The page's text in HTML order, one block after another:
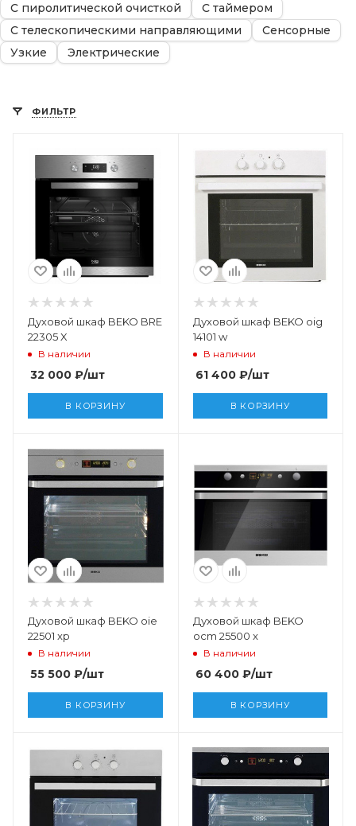
С пиролитической очисткой
С таймером
С телескопическими направляющими
Сенсорные
Узкие
Электрические
ФИЛЬТР
Духовой шкаф BEKO BRE
22305 X
В наличии
32 000 ₽/шт
В КОРЗИНУ
Духовой шкаф BEKO oig
14101 w
В наличии
61 400₽/шт
В КОРЗИНУ
Духовой шкаф BEKO oie
22501 xp
В наличии
55 500 ₽/шт
В КОРЗИНУ
Духовой шкаф BEKO
ocm 25500 x
В наличии
60 400₽/шт
В КОРЗИНУ